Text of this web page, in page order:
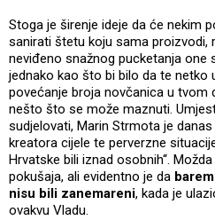
Stoga je širenje ideje da će nekim
sanirati štetu koju sama proizvodi,
neviđeno snažnog pucketanja one
jednako kao što bi bilo da te netko
povećanje broja novčanica u tvom
nešto što se može maznuti.
sudjelovati, Marin Strmota je
kreatora cijele te perverzne
Hrvatske bili iznad osobnih“.
pokušaja, ali evidentno je da
nisu bili zanemareni, kada je
ovakvu Vladu.